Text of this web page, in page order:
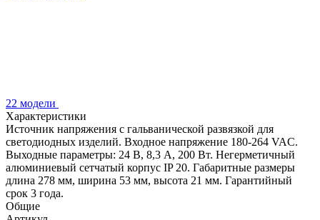
22 модели
Характеристики
Источник напряжения с гальванической развязкой для
светодиодных изделий. Входное напряжение 180-264 VAC.
Выходные параметры: 24 В, 8,3 А, 200 Вт. Негерметичный
алюминиевый сетчатый корпус IP 20. Габаритные размеры
длина 278 мм, ширина 53 мм, высота 21 мм. Гарантийный
срок 3 года.
Общие